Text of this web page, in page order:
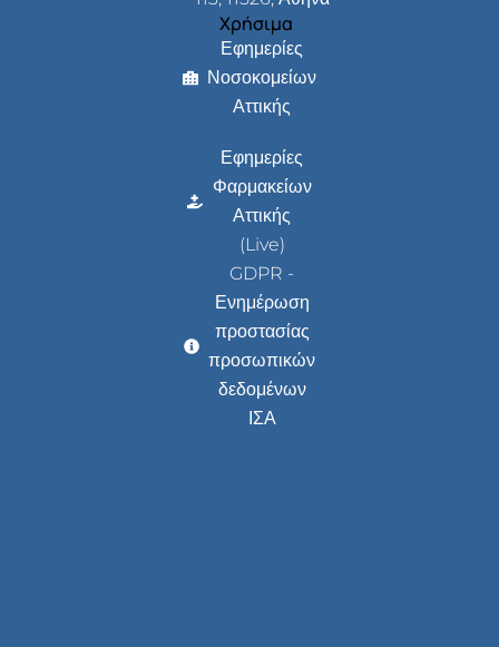
Χρήσιμα
Εφημερίες
Νοσοκομείων
Αττικής
Εφημερίες
Φαρμακείων
Αττικής
(Live)
GDPR -
Ενημέρωση
προστασίας
προσωπικών
δεδομένων
ΙΣΑ